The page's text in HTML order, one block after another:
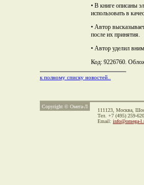
• В книге описаны
использовать в
• Автор
после их принятия.
• Автор уделил
Код: 9226760.
к полному списку новостей..
Copyright © Омега-Л
111123, Москва,
Тел. +7 (495) 259-
Email: info@omega-